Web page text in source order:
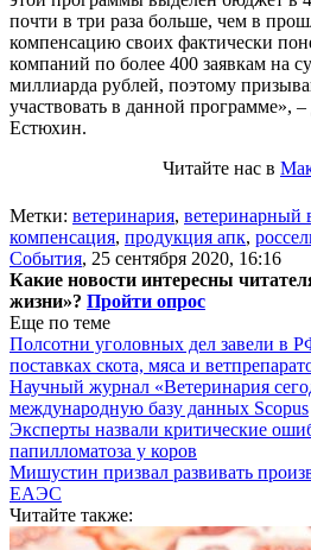
почти в три раза больше, чем в
компенсацию своих фактически
компаний по более 400 заявкам на
миллиарда рублей, поэтому
участвовать в данной программе»,
Естюхин.
Читайте нас в
Метки: ветеринария, ветеринарный
компенсация, продукция апк,
События, 25 сентября 2020, 16:16
Какие новости интересны
жизни»? Пройти опрос
Еще по теме
Полсотни уголовных дел завели в
поставках скота, мяса и
Научный журнал «Ветеринария
международную базу данных Scopus
Эксперты назвали критические
папилломатоза у коров
Мишустин призвал развивать
ЕАЭС
Читайте также: